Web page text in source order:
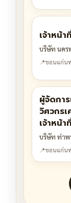
เจ้าหน้
บริษัท นคร
📍ขอนแก่น
ผู้จัดกา
วิศวกร
เจ้าหน้
บริษัท ท่าพ
📍ขอนแก่น